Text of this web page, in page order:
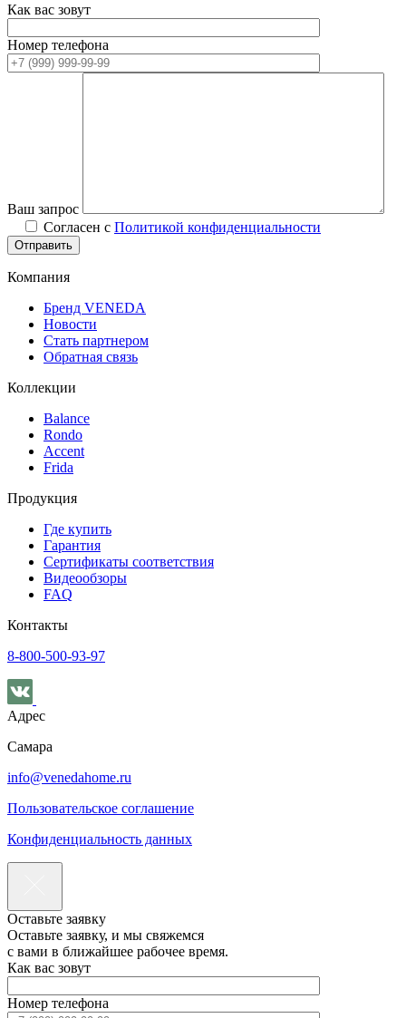
Как вас зовут
Номер телефона
Ваш запрос
Согласен с Политикой конфиденциальности
Компания
Бренд VENEDA
Новости
Стать партнером
Обратная связь
Коллекции
Balance
Rondo
Accent
Frida
Продукция
Где купить
Гарантия
Сертификаты соответствия
Видеообзоры
FAQ
Контакты
8-800-500-93-97
Адрес
Самара
info@venedahome.ru
Пользовательское соглашение
Конфиденциальность данных
Оставьте заявку
Оставьте заявку, и мы свяжемся
с вами в ближайшее рабочее время.
Как вас зовут
Номер телефона